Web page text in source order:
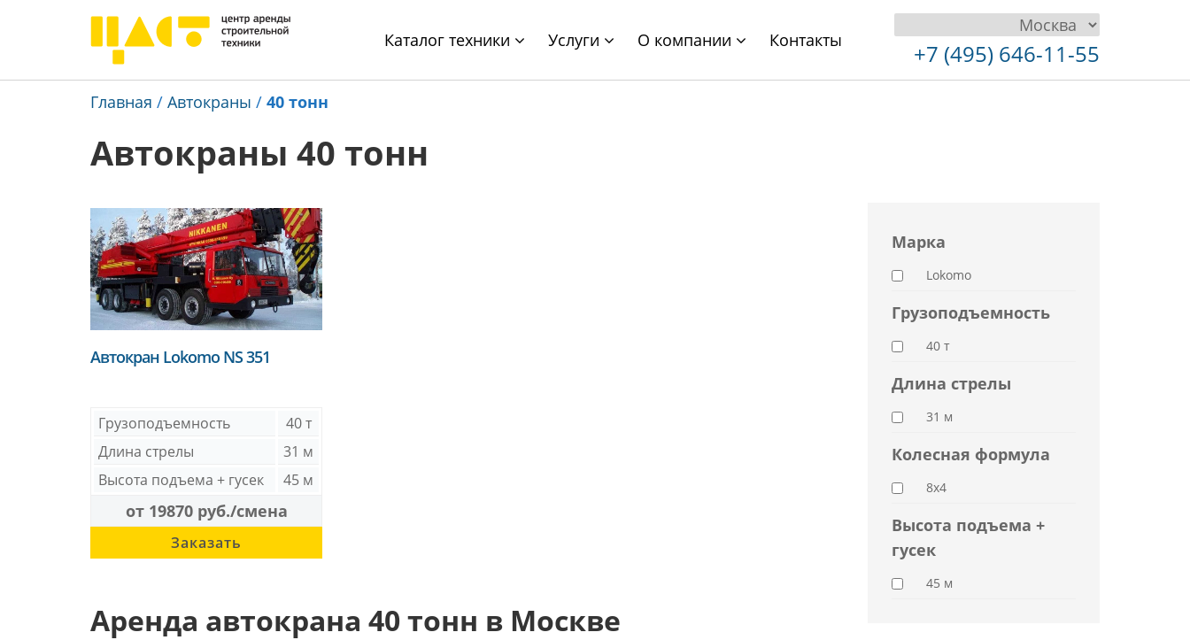
Каталог техники Услуги О компании Контакты +7 (495) 646-11-55
Главная / Автокраны / 40 тонн
Автокраны 40 тонн
Автокран Lokomo NS 351
Грузоподъемность
40 т
Длина стрелы
31 м
Высота подъема + гусек
45 м
от 19870 руб./смена
Заказать
Аренда автокрана 40 тонн в Москве
Марка
Lokomo
Грузоподъемность
40 т
Длина стрелы
31 м
Колесная формула
8x4
Высота подъема +
гусек
45 м